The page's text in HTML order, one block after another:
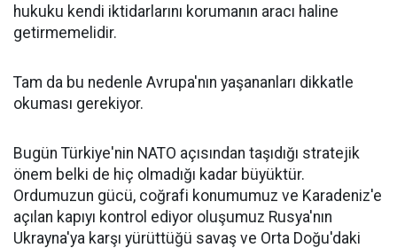
hukuku kendi iktidarlarını korumanın aracı haline
getirmemelidir.
Tam da bu nedenle Avrupa'nın yaşananları dikkatle
okuması gerekiyor.
Bugün Türkiye'nin NATO açısından taşıdığı stratejik
önem belki de hiç olmadığı kadar büyüktür.
Ordumuzun gücü, coğrafi konumumuz ve Karadeniz'e
açılan kapıyı kontrol ediyor oluşumuz Rusya'nın
Ukrayna'ya karşı yürüttüğü savaş ve Orta Doğu'daki